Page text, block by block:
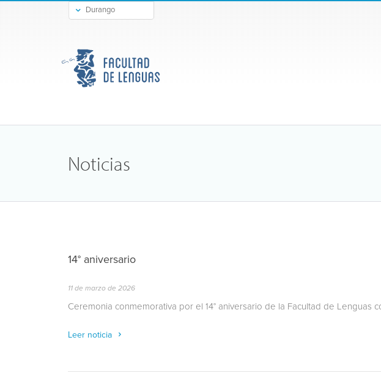
Durango
Gómez Palacio
Noticias
14° aniversario
11 de marzo de 2026
Ceremonia conmemorativa por el 14° aniversario de la Facultad de Lenguas
Leer noticia